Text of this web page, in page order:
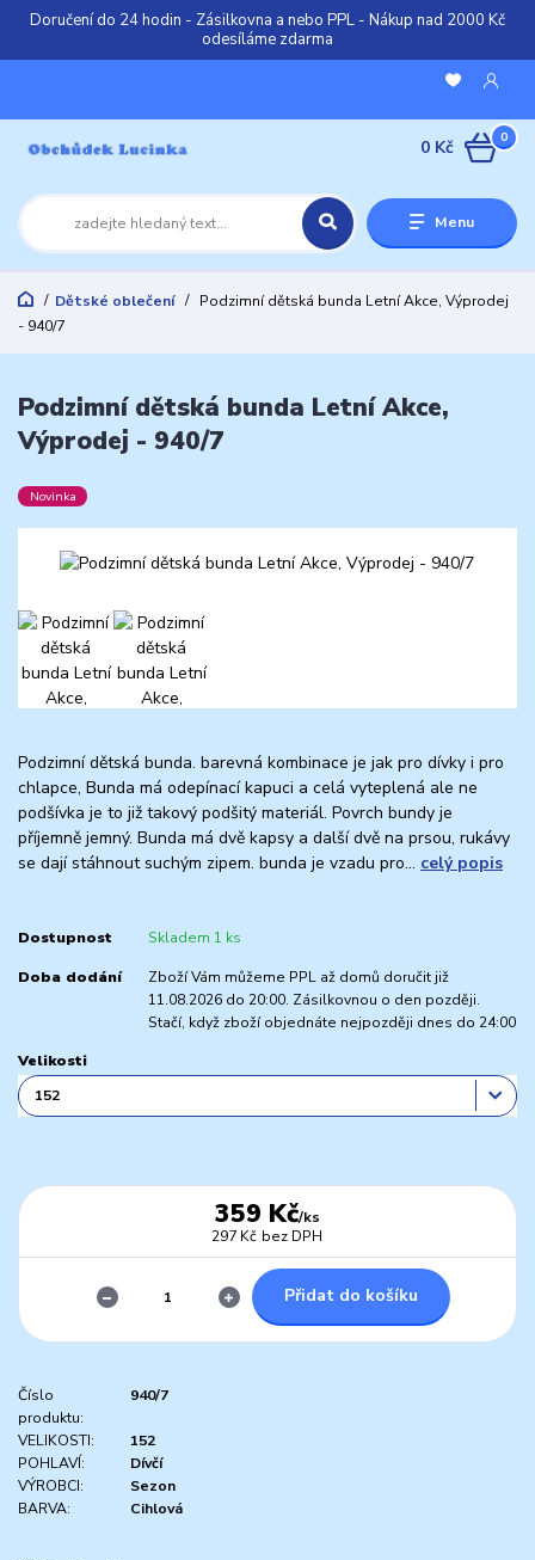
Doručení do 24 hodin - Zásilkovna a nebo PPL - Nákup nad 2000 Kč
odesíláme zdarma
Menu
0
0 Kč
Dětské oblečení
Podzimní dětská bunda Letní Akce, Výprodej
- 940/7
Podzimní dětská bunda Letní Akce,
Výprodej - 940/7
Novinka
Podzimní dětská bunda. barevná kombinace je jak pro dívky i pro
chlapce, Bunda má odepínací kapuci a celá vyteplená ale ne
podšívka je to již takový podšitý materiál. Povrch bundy je
příjemně jemný. Bunda má dvě kapsy a další dvě na prsou, rukávy
se dají stáhnout suchým zipem. bunda je vzadu pro... celý popis
Dostupnost Skladem 1 ks
Doba dodání
Zboží Vám můžeme PPL až domů doručit již
11.08.2026 do 20:00. Zásilkovnou o den později.
Stačí, když zboží objednáte nejpozději dnes do 24:00
Velikosti
359 Kč/ks
297 Kč bez DPH
Přidat do košíku
Číslo
produktu:
940/7
VELIKOSTI:
152
POHLAVÍ:
Dívčí
VÝROBCI:
Sezon
BARVA:
Cihlová